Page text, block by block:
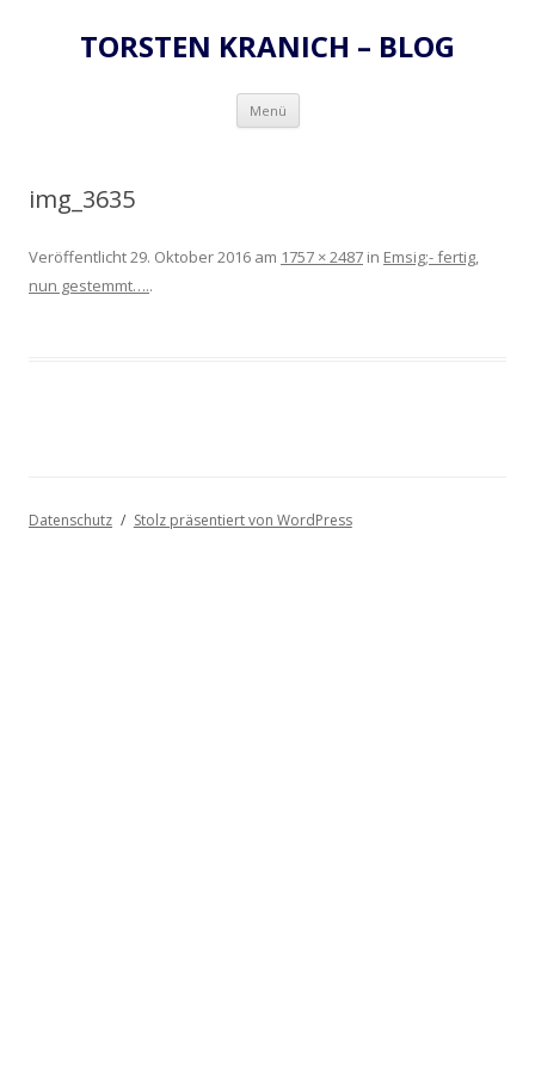
TORSTEN KRANICH – BLOG
Menü Zum
springen
img_3635
Veröffentlicht29. Oktober 2016 am 1757 × 2487 in Emsig;- fertig,
nun gestemmt…..
Datenschutz Stolz präsentiert von WordPress